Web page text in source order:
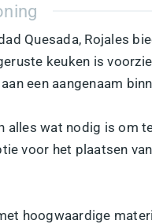
Quesada, Rojales
keuken is
een aangenaam
alles wat nodig is om
voor het plaatsen
hoogwaardige